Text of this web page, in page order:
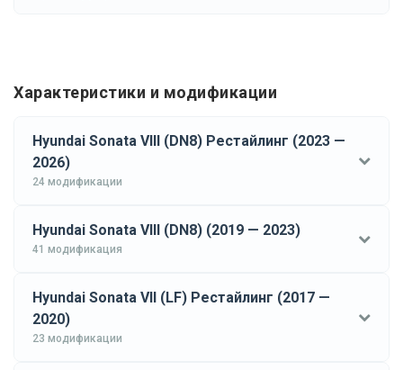
Характеристики и модификации
Hyundai Sonata VIII (DN8) Рестайлинг (2023 —
2026)
24 модификации
Hyundai Sonata VIII (DN8) (2019 — 2023)
41 модификация
Hyundai Sonata VII (LF) Рестайлинг (2017 —
2020)
23 модификации